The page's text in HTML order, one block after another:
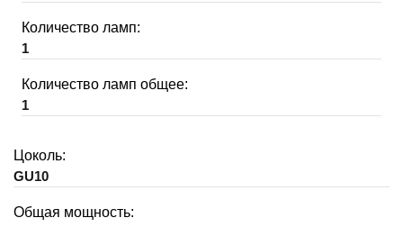
Количество ламп:
1
Количество ламп общее:
1
Цоколь:
GU10
Общая мощность: